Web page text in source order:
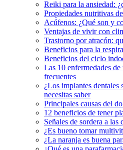
Reiki para la ansiedad:
Propiedades nutritivas
Acúfenos: ¿Qué son y
Ventajas de vivir con
Trastorno por atracón:
Beneficios para la
Beneficios del ciclo
Las 10 enfermedades
frecuentes
¿Los implantes dentales
necesitas saber
Principales causas del
12 beneficios de tener
Señales de sordera a las
¿Es bueno tomar
¿La naranja es buena